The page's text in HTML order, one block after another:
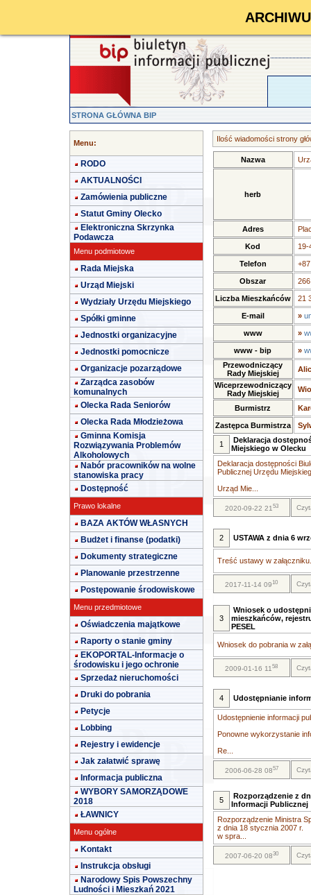
STRONA GŁÓWNA BIP
Menu:
RODO
AKTUALNOŚCI
Zamówienia publiczne
Statut Gminy Olecko
Elektroniczna Skrzynka
Podawcza
Menu podmiotowe
Rada Miejska
Urząd Miejski
Wydziały Urzędu Miejskiego
Spółki gminne
Jednostki organizacyjne
Jednostki pomocnicze
Organizacje pozarządowe
Zarządca zasobów
komunalnych
Olecka Rada Seniorów
Olecka Rada Młodzieżowa
Gminna Komisja
Rozwiązywania Problemów
Alkoholowych
Nabór pracowników na wolne
stanowiska pracy
Dostępność
Prawo lokalne
BAZA AKTÓW WŁASNYCH
Budżet i finanse (podatki)
Dokumenty strategiczne
Planowanie przestrzenne
Postępowanie środowiskowe
Menu przedmiotowe
Oświadczenia majątkowe
Raporty o stanie gminy
EKOPORTAL-Informacje o
środowisku i jego ochronie
Sprzedaż nieruchomości
Druki do pobrania
Petycje
Lobbing
Rejestry i ewidencje
Jak załatwić sprawę
Informacja publiczna
WYBORY SAMORZĄDOWE
2018
ŁAWNICY
Menu ogólne
Kontakt
Instrukcja obsługi
Narodowy Spis Powszechny
Ludności i Mieszkań 2021
Ilość wiadomości strony
Nazwa
herb
Adres
Kod 19-
Telefon
Obszar
Liczba Mieszkańców 21
E-mail »
www »
www - bip »
Przewodniczący
Rady Miejskiej
Wiceprzewodniczący
Rady Miejskiej
Burmistrz
Zastępca Burmistrza
1
Deklaracja
Miejskiego w Olecku
Deklaracja dostępności
Publicznej Urzędu
Urząd Mie...
2020-09-22 2153
2 USTAWA z dnia 6
Treść ustawy w
2017-11-14 0910
3
Wniosek o
mieszkańców,
PESEL
Wniosek do pobrania w
2009-01-16 1158
4 Udostępnianie
Udostępnienie informacji
Ponowne wykorzystanie
Re...
2006-06-28 0857
5
Rozporządzenie z
Informacji Publicznej
Rozporządzenie Ministra
z dnia 18 stycznia 2007 r.
w spra...
2007-06-20 0830